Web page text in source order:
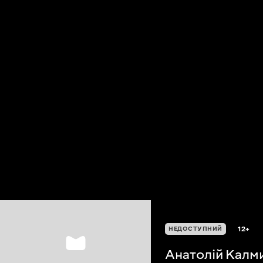
НЕДОСТУПНИЙ 12+
Анатолій